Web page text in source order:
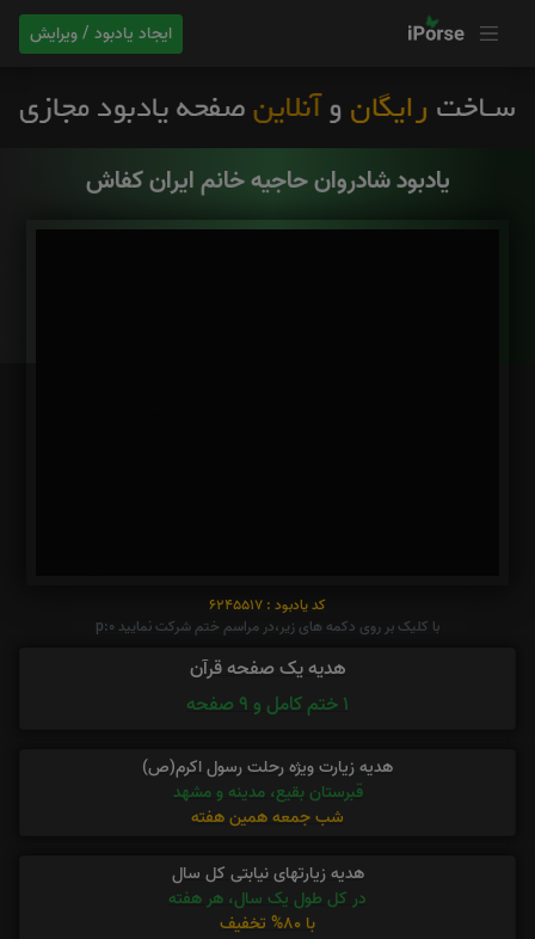
ایجاد یادبود / ویرایش
یادبود شادروان حاجیه خانم ایران کفاش
کد یادبود : 6245517
با کلیک بر روی دکمه های زیر،در مراسم ختم شرکت نمایید p:0
هدیه یک صفحه قرآن
1 ختم کامل و 9 صفحه
هدیه زیارت ویژه رحلت رسول اکرم(ص)
قبرستان بقیع، مدینه و مشهد
شب جمعه همین هفته
هدیه زیارتهای نیابتی کل سال
در کل طول یک سال، هر هفته
با 80% تخفیف